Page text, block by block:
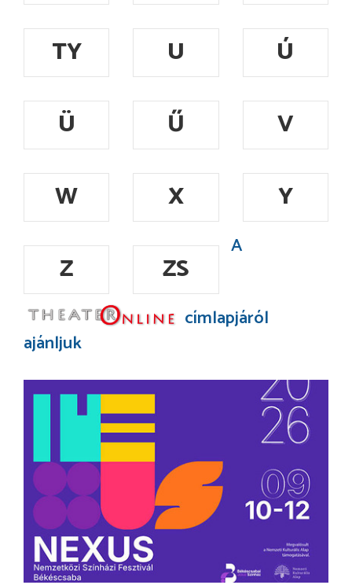
TY
U
Ú
Ü
Ű
V
W
X
Y
Z
ZS
A
címlapjáról
ajánljuk